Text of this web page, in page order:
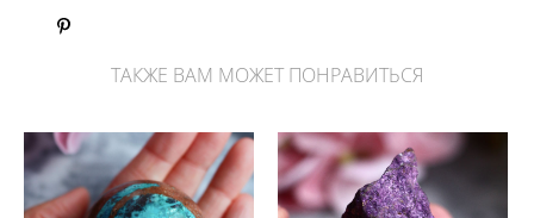
ТАКЖЕ ВАМ МОЖЕТ ПОНРАВИТЬСЯ